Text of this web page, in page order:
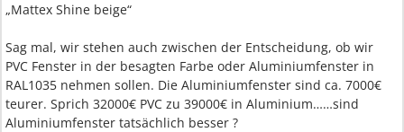
„Mattex Shine beige“
Sag mal, wir stehen auch zwischen der Entscheidung, ob wir
PVC Fenster in der besagten Farbe oder Aluminiumfenster in
RAL1035 nehmen sollen. Die Aluminiumfenster sind ca. 7000€
teurer. Sprich 32000€ PVC zu 39000€ in Aluminium……sind
Aluminiumfenster tatsächlich besser ?